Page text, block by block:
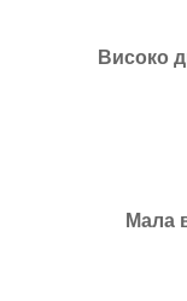
Високо
Мала